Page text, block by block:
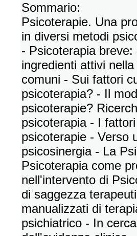
Sommario:
Psicoterapie. Una
in diversi metodi
- Psicoterapia
ingredienti attivi
comuni - Sui fattori
psicoterapia? - Il
psicoterapie?
psicoterapia - I
psicoterapie - Verso
psicosinergia - La
Psicoterapia come
nell'intervento di
di saggezza
manualizzati di
psichiatrico - In